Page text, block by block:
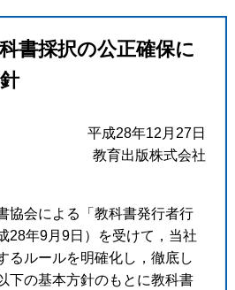
書採択の公正確保に
平成28年12月27日
教育出版株式会社
協会による「教科書発行者行
28年9月9日）を受けて，当社
るルールを明確化し，徹底し
下の基本方針のもとに教科書